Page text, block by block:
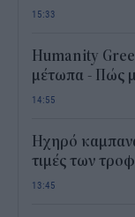
15:33
Humanity
μέτωπα - Πώς
14:55
Ηχηρό
τιμές των
13:45